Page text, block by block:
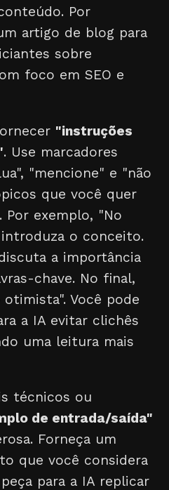
Por
artigo de blog para
sobre
foco em SEO e
"instruções
. Use marcadores
"mencione" e "não
que você quer
exemplo, "No
o conceito.
a importância
chave. No final,
Você pode
a IA evitar clichês
uma leitura mais
técnicos ou
de entrada/saída"
Forneça um
que você considera
para a IA replicar